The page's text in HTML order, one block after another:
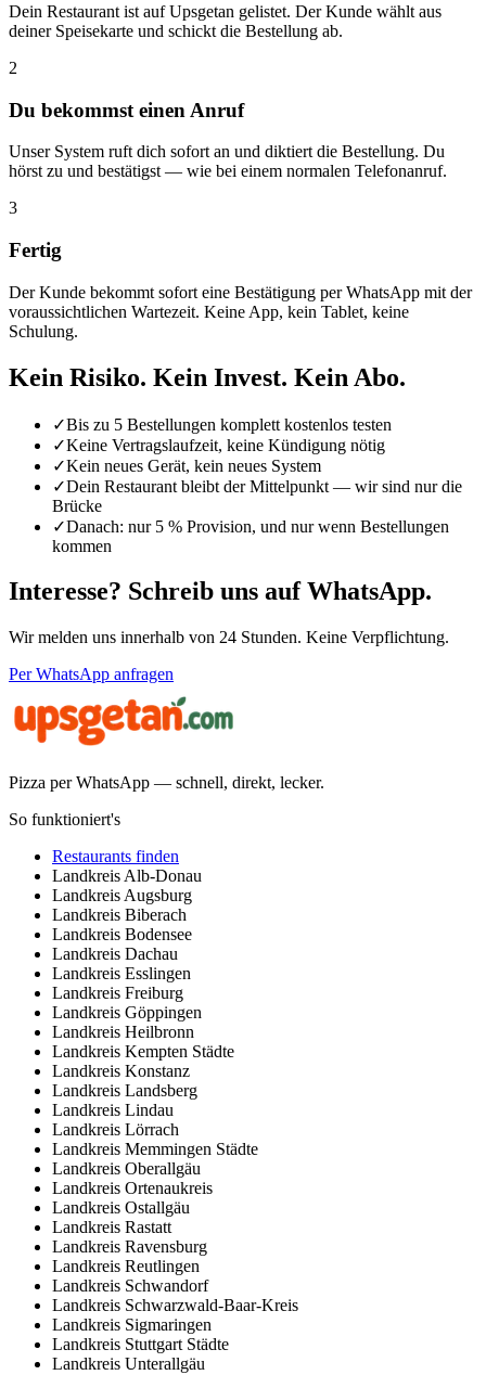
Dein Restaurant ist auf Upsgetan gelistet. Der Kunde wählt aus
deiner Speisekarte und schickt die Bestellung ab.
2
Du bekommst einen Anruf
Unser System ruft dich sofort an und diktiert die Bestellung. Du
hörst zu und bestätigst — wie bei einem normalen Telefonanruf.
3
Fertig
Der Kunde bekommt sofort eine Bestätigung per WhatsApp mit der
voraussichtlichen Wartezeit. Keine App, kein Tablet, keine
Schulung.
Kein Risiko. Kein Invest. Kein Abo.
✓Bis zu 5 Bestellungen komplett kostenlos testen
✓Keine Vertragslaufzeit, keine Kündigung nötig
✓Kein neues Gerät, kein neues System
✓Dein Restaurant bleibt der Mittelpunkt — wir sind nur die
Brücke
✓Danach: nur 5 % Provision, und nur wenn Bestellungen
kommen
Interesse? Schreib uns auf WhatsApp.
Wir melden uns innerhalb von 24 Stunden. Keine Verpflichtung.
Per WhatsApp anfragen
Pizza per WhatsApp — schnell, direkt, lecker.
So funktioniert's
Restaurants finden
Landkreis Alb-Donau
Landkreis Augsburg
Landkreis Biberach
Landkreis Bodensee
Landkreis Dachau
Landkreis Esslingen
Landkreis Freiburg
Landkreis Göppingen
Landkreis Heilbronn
Landkreis Kempten Städte
Landkreis Konstanz
Landkreis Landsberg
Landkreis Lindau
Landkreis Lörrach
Landkreis Memmingen Städte
Landkreis Oberallgäu
Landkreis Ortenaukreis
Landkreis Ostallgäu
Landkreis Rastatt
Landkreis Ravensburg
Landkreis Reutlingen
Landkreis Schwandorf
Landkreis Schwarzwald-Baar-Kreis
Landkreis Sigmaringen
Landkreis Stuttgart Städte
Landkreis Unterallgäu